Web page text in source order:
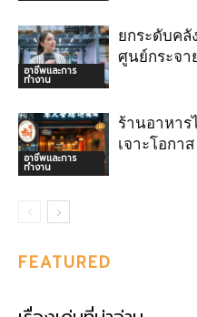
อาชีพและการ
ทำงาน
ยกระดับคลั
ศูนย์กระจ
อาชีพและการ
ทำงาน
ร้านอาหาร
เจาะโอกา
FEATURED